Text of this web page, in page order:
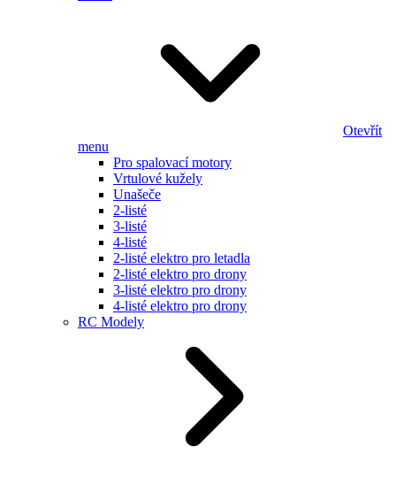
Otevřít
menu
Pro spalovací motory
Vrtulové kužely
Unašeče
2-listé
3-listé
4-listé
2-listé elektro pro letadla
2-listé elektro pro drony
3-listé elektro pro drony
4-listé elektro pro drony
RC Modely